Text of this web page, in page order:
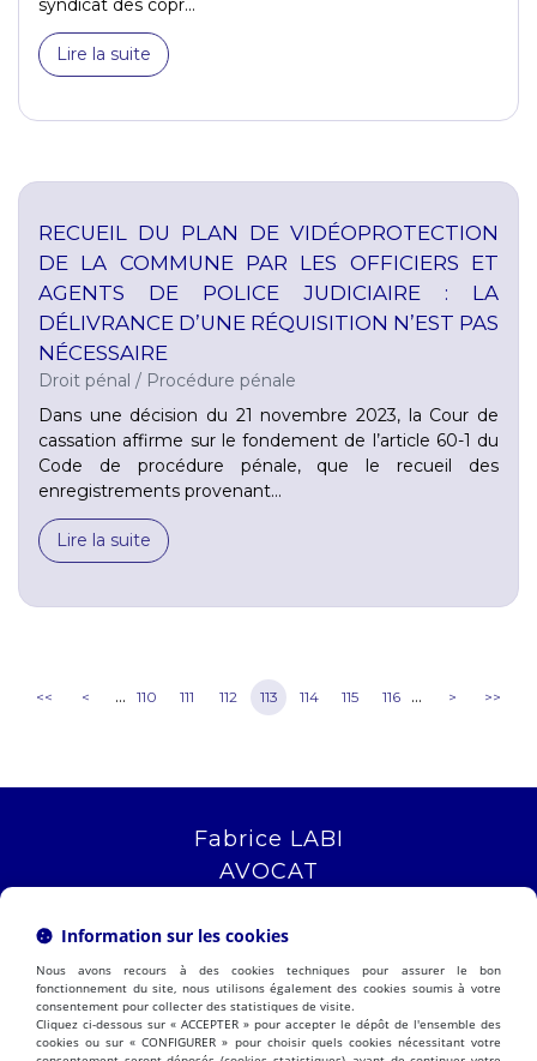
Lire la suite
RECUEIL DU PLAN DE VIDÉOPROTECTION
DE LA COMMUNE PAR LES OFFICIERS ET
AGENTS DE POLICE JUDICIAIRE : LA
DÉLIVRANCE D’UNE RÉQUISITION N’EST PAS
NÉCESSAIRE
Droit pénal / Procédure pénale
Dans une décision du 21 novembre 2023, la Cour de
cassation affirme sur le fondement de l’article 60-1 du
Code de procédure pénale, que le recueil des
enregistrements provenant...
Lire la suite
<< < ... 110 111 112 113 114 115 116 ... > >>
Fabrice LABI
AVOCAT
13006 MARSEILLE
NOUS LOCALISER
Information sur les cookies
Nous avons recours à des cookies techniques pour assurer le bon
fonctionnement du site, nous utilisons également des cookies soumis à votre
consentement pour collecter des statistiques de visite.
Cliquez ci-dessous sur « ACCEPTER » pour accepter le dépôt de l'ensemble des
cookies ou sur « CONFIGURER » pour choisir quels cookies nécessitant votre